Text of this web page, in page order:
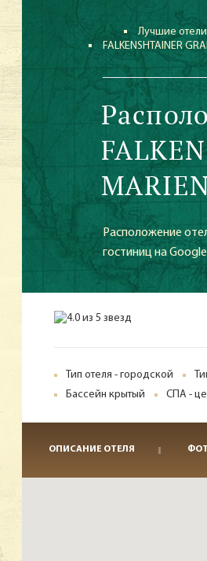
Лучшие отели
FALKENSHTAINER
Расположение
гостиниц на
Тип отеля - городской
Бассейн крытый
СПА -
ОПИСАНИЕ ОТЕЛЯ